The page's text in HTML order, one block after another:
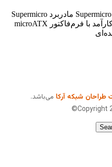
توضیحات مادربرد Supermicro X11SPM-TPF مادربرد Supermicro
X11SPM-TPF یک برد حرفه‌ای و کارآمد با فرم‌فاکتور microATX
طراحان شبکه آرکا می‌باشد.
Copyright